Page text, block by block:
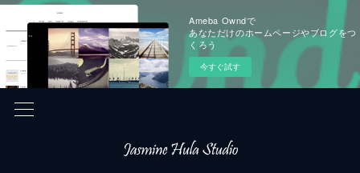
Ameba Owndで
あなただけのホームページやブログをつ
くろう
今すぐ試す